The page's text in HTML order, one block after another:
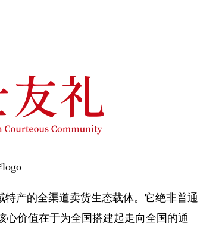
特产的全渠道卖货生态载体。它绝非普通
心价值在于为全国搭建起走向全国的通